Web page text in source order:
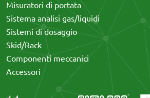
Misuratori di portata
Sistema analisi gas/liquidi
Sistemi di dosaggio
Skid/Rack
Componenti meccanici
Accessori